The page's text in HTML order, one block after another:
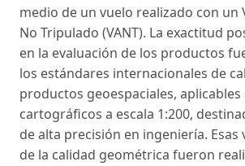
medio de un vuelo realizado con un
No Tripulado (VANT). La exactitud
en la evaluación de los productos
los estándares internacionales de
productos geoespaciales,
cartográficos a escala 1:200,
de alta precisión en ingeniería. Esas
de la calidad geométrica fueron